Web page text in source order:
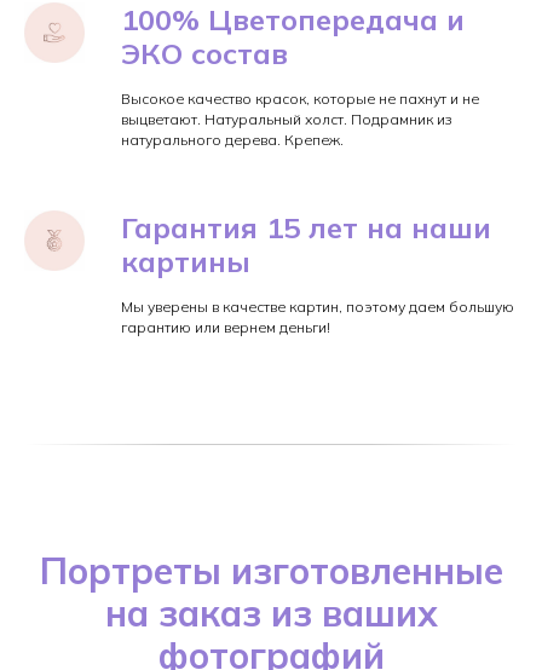
100% Цветопередача и
ЭКО состав
Высокое качество красок, которые не пахнут и не
выцветают. Натуральный холст. Подрамник из
натурального дерева. Крепеж.
Гарантия 15 лет на наши
картины
Мы уверены в качестве картин, поэтому даем большую
гарантию или вернем деньги!
Портреты изготовленные
на заказ из ваших
фотографий